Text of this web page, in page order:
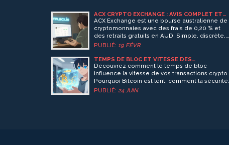
ACX CRYPTO EXCHANGE : AVIS COMPLET ET
ANALYSE EN 2026
ACX Exchange est une bourse australienne de
cryptomonnaies avec des frais de 0,20 % et
des retraits gratuits en AUD. Simple, discrète,
mais peu transparente. À éviter si vous
dépôts par carte.
PUBLIÉ: 19 FÉVR.
TEMPS DE BLOC ET VITESSE DES
TRANSACTIONS : COMMENT ÇA MARCHE ?
Découvrez comment le temps de bloc
influence la vitesse de vos transactions crypto.
Pourquoi Bitcoin est lent, comment la sécurité
prime sur la rapidité, et quelles solutions
PUBLIÉ: 24 JUIN